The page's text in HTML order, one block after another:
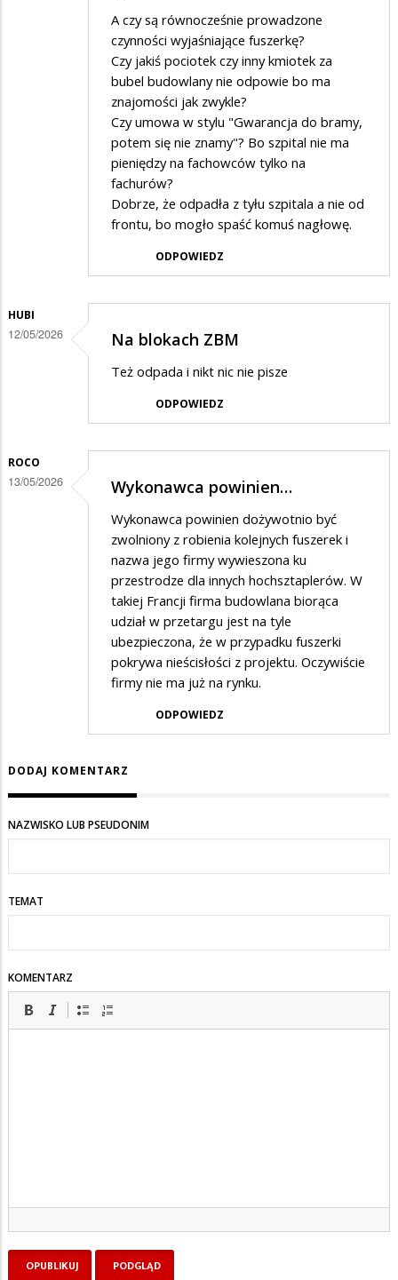
A czy są równocześnie prowadzone
czynności wyjaśniające fuszerkę?
Czy jakiś pociotek czy inny kmiotek za
bubel budowlany nie odpowie bo ma
znajomości jak zwykle?
Czy umowa w stylu "Gwarancja do bramy,
potem się nie znamy"? Bo szpital nie ma
pieniędzy na fachowców tylko na
fachurów?
Dobrze, że odpadła z tyłu szpitala a nie od
frontu, bo mogło spaść komuś nagłowę.
ODPOWIEDZ
HUBI
12/05/2026 Na blokach ZBM
Też odpada i nikt nic nie pisze
ODPOWIEDZ
ROCO
13/05/2026 Wykonawca powinien…
Wykonawca powinien dożywotnio być
zwolniony z robienia kolejnych fuszerek i
nazwa jego firmy wywieszona ku
przestrodze dla innych hochsztaplerów. W
takiej Francji firma budowlana biorąca
udział w przetargu jest na tyle
ubezpieczona, że w przypadku fuszerki
pokrywa nieścisłości z projektu. Oczywiście
firmy nie ma już na rynku.
ODPOWIEDZ
DODAJ KOMENTARZ
NAZWISKO LUB PSEUDONIM
TEMAT
KOMENTARZ